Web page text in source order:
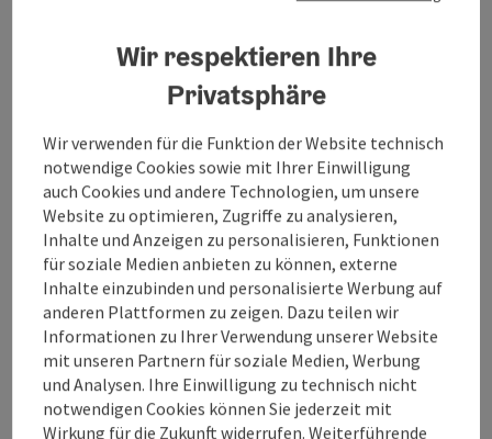
Dr. Adelsmayr/Mag. Grabner OG
Kontakt
Öffnungszeiten
Anreise/Lage
Wir respektieren Ihre
Privatsphäre
Wir verwenden für die Funktion der Website technisch
notwendige Cookies sowie mit Ihrer Einwilligung
auch Cookies und andere Technologien, um unsere
Website zu optimieren, Zugriffe zu analysieren,
Inhalte und Anzeigen zu personalisieren, Funktionen
für soziale Medien anbieten zu können, externe
Inhalte einzubinden und personalisierte Werbung auf
anderen Plattformen zu zeigen. Dazu teilen wir
Informationen zu Ihrer Verwendung unserer Website
mit unseren Partnern für soziale Medien, Werbung
und Analysen. Ihre Einwilligung zu technisch nicht
notwendigen Cookies können Sie jederzeit mit
Wirkung für die Zukunft widerrufen. Weiterführende